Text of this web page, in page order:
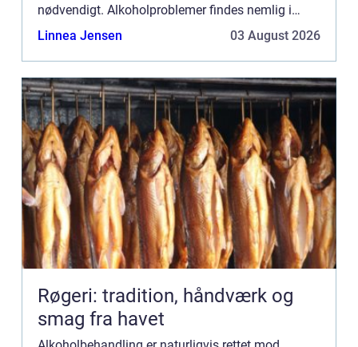
nødvendigt. Alkoholproblemer findes nemlig i
mange forskellige former, og kan udarte si...
Linnea Jensen 03 August 2026
Røgeri: tradition, håndværk og
smag fra havet